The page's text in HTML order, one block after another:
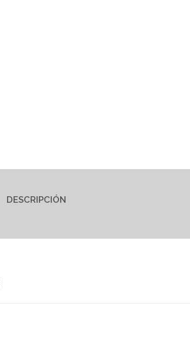
DESCRIPCIÓN